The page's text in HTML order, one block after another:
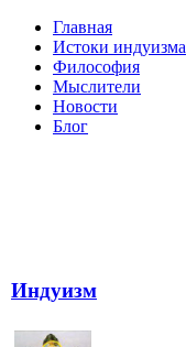
Главная
Истоки индуизма
Философия
Мыслители
Новости
Блог
Индуизм